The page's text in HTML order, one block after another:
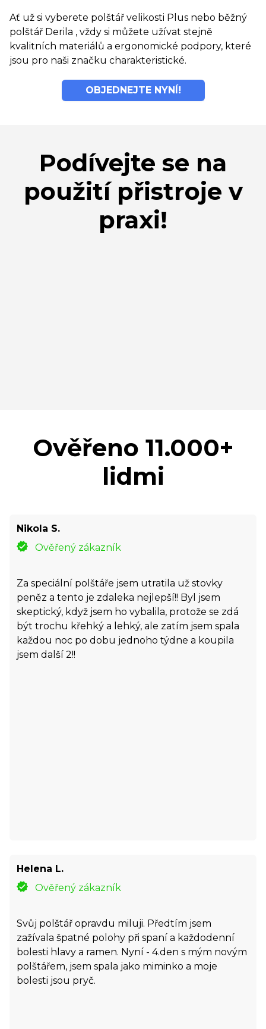
Ať už si vyberete polštář velikosti Plus nebo běžný
polštář Derila , vždy si můžete užívat stejně
kvalitních materiálů a ergonomické podpory, které
jsou pro naši značku charakteristické.
OBJEDNEJTE NYNÍ!
Podívejte se na
použití přistroje v
praxi!
Ověřeno 11.000+
lidmi
Nikola S.
Ověřený zákazník
Za speciální polštáře jsem utratila už stovky
peněz a tento je zdaleka nejlepší!! Byl jsem
skeptický, když jsem ho vybalila, protože se zdá
být trochu křehký a lehký, ale zatím jsem spala
každou noc po dobu jednoho týdne a koupila
jsem další 2!!
Helena L.
Ověřený zákazník
Svůj polštář opravdu miluji. Předtím jsem
zažívala špatné polohy při spaní a každodenní
bolesti hlavy a ramen. Nyní - 4.den s mým novým
polštářem, jsem spala jako miminko a moje
bolesti jsou pryč.